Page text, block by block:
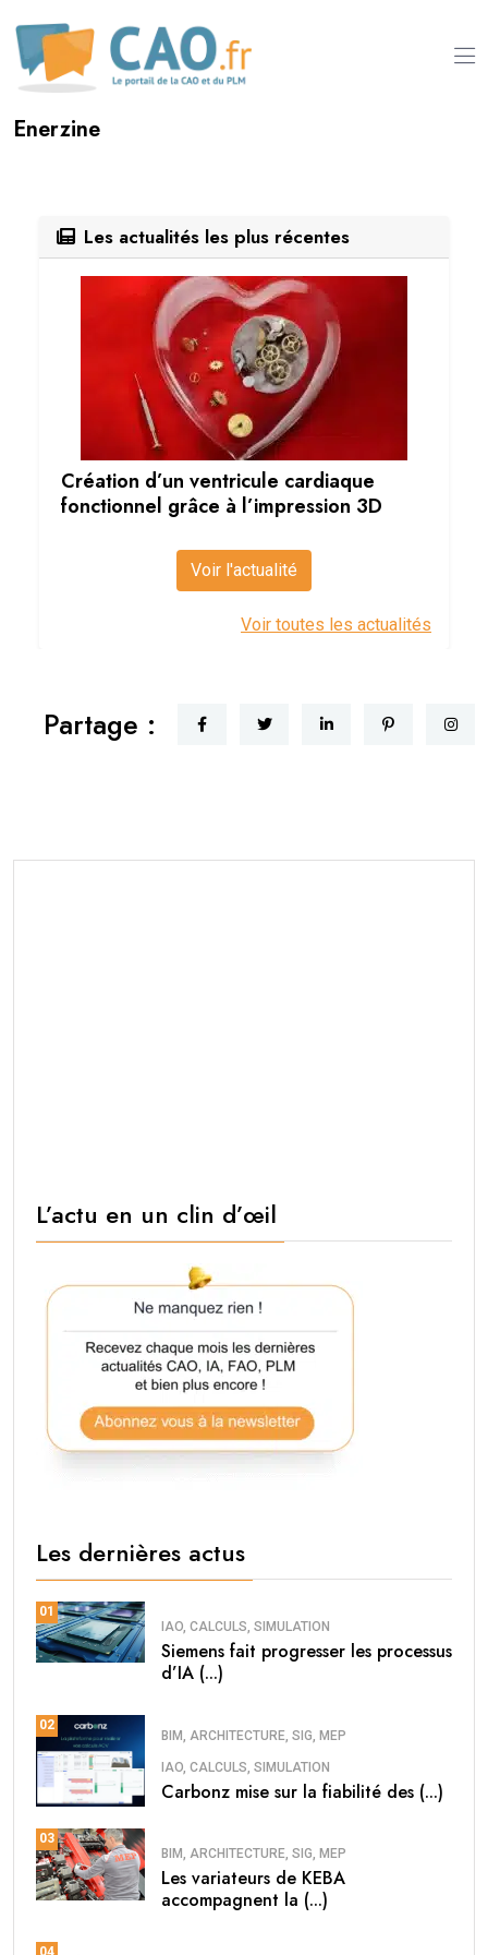
Enerzine
Les actualités les plus récentes
Création d’un ventricule cardiaque
fonctionnel grâce à l’impression 3D
Voir l'actualité
Voir toutes les actualités
Partage :
L’actu en un clin d’œil
Les dernières actus
01
IAO, CALCULS, SIMULATION
Siemens fait progresser les processus
d’IA (...)
02
BIM, ARCHITECTURE, SIG, MEP
IAO, CALCULS, SIMULATION
Carbonz mise sur la fiabilité des (...)
03
BIM, ARCHITECTURE, SIG, MEP
Les variateurs de KEBA
accompagnent la (...)
04